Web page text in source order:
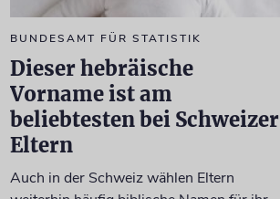
BUNDESAMT FÜR STATISTIK
Dieser hebräische
Vorname ist am
beliebtesten bei Schweizer
Eltern
Auch in der Schweiz wählen Eltern